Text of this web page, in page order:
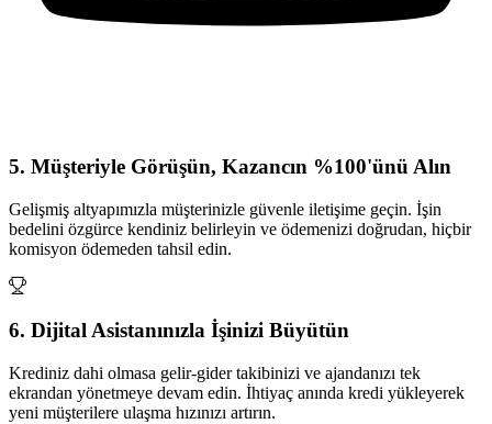
5. Müşteriyle Görüşün, Kazancın %100'ünü Alın
Gelişmiş altyapımızla müşterinizle güvenle iletişime geçin. İşin
bedelini özgürce kendiniz belirleyin ve ödemenizi doğrudan, hiçbir
komisyon ödemeden tahsil edin.
6. Dijital Asistanınızla İşinizi Büyütün
Krediniz dahi olmasa gelir-gider takibinizi ve ajandanızı tek
ekrandan yönetmeye devam edin. İhtiyaç anında kredi yükleyerek
yeni müşterilere ulaşma hızınızı artırın.